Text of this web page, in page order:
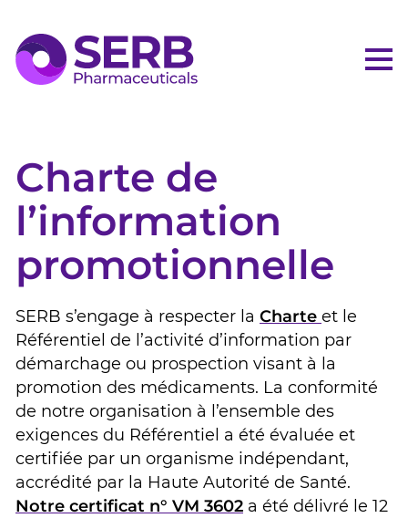
Charte de
l’information
promotionnelle
SERB s’engage à respecter la Charte et le
Référentiel de l’activité d’information par
démarchage ou prospection visant à la
promotion des médicaments. La conformité
de notre organisation à l’ensemble des
exigences du Référentiel a été évaluée et
certifiée par un organisme indépendant,
accrédité par la Haute Autorité de Santé.
Notre certificat n° VM 3602 a été délivré le 12